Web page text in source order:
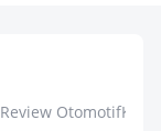
Review Otomotif